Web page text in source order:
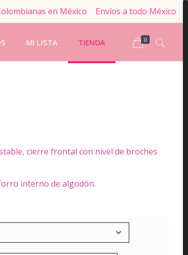
en México Envíos a todo México
MI LISTA TIENDA 0
cierre frontal con nivel de broches
interno de algodón.